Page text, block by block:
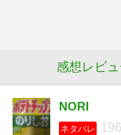
感想レビュ
NORI
ネタバレ